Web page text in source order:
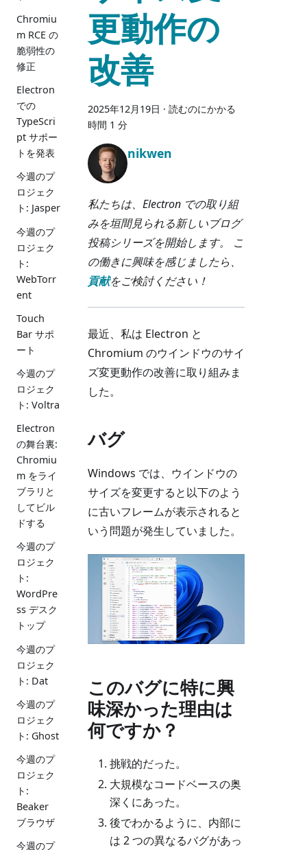
Chromiu
m RCE の
脆弱性の
修正
Electron
での
TypeScri
pt サポー
トを発表
今週のプ
ロジェク
ト: Jasper
今週のプ
ロジェク
ト:
WebTorr
ent
Touch
Bar サポ
ート
今週のプ
ロジェク
ト: Voltra
Electron
の舞台裏:
Chromiu
m をライ
ブラリと
してビル
ドする
今週のプ
ロジェク
ト:
WordPre
ss デスク
トップ
今週のプ
ロジェク
ト: Dat
今週のプ
ロジェク
ト: Ghost
今週のプ
ロジェク
ト:
Beaker
ブラウザ
今週のプ
更動作の
改善
2025年12月19日 · 読むのにかかる
時間 1 分
nikwen
私たちは、Electron での取り組
みを垣間見られる新しいブログ
投稿シリーズを開始します。 こ
の働きに興味を感じましたら、
貢献をご検討ください！
最近、私は Electron と
Chromium のウインドウのサイ
ズ変更動作の改善に取り組みま
した。
バグ
Windows では、ウインドウの
サイズを変更すると以下のよう
に古いフレームが表示されると
いう問題が発生していました。
このバグに特に興
味深かった理由は
何ですか？
挑戦的だった。
大規模なコードベースの奥
深くにあった。
後でわかるように、内部に
は 2 つの異なるバグがあっ